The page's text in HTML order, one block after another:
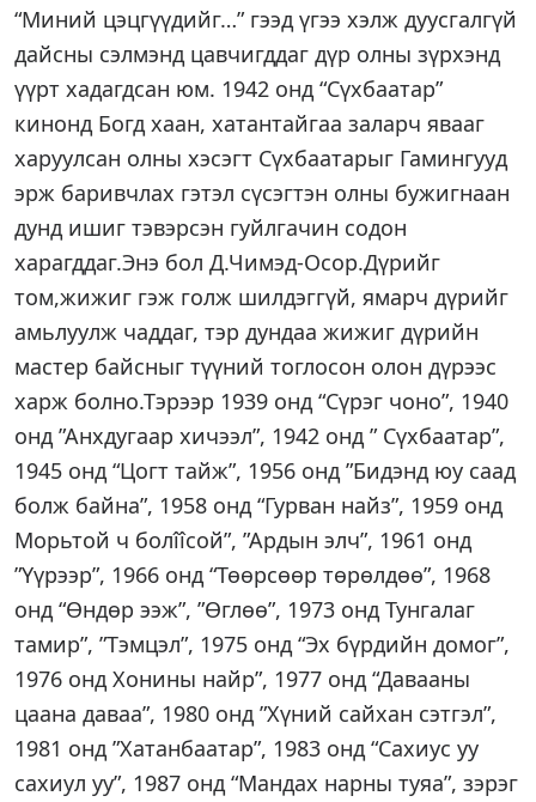
“Миний цэцгүүдийг…” гээд үгээ хэлж дуусгалгүй
дайсны сэлмэнд цавчигддаг дүр олны зүрхэнд
үүрт хадагдсан юм. 1942 онд “Сүхбаатар”
кинонд Богд хаан, хатантайгаа заларч явааг
харуулсан олны хэсэгт Сүхбаатарыг Гамингууд
эрж баривчлах гэтэл сүсэгтэн олны бужигнаан
дунд ишиг тэвэрсэн гуйлгачин содон
харагддаг.Энэ бол Д.Чимэд-Осор.Дүрийг
том,жижиг гэж голж шилдэггүй, ямарч дүрийг
амьлуулж чаддаг, тэр дундаа жижиг дүрийн
мастер байсныг түүний тоглосон олон дүрээс
харж болно.Тэрээр 1939 онд “Сүрэг чоно”, 1940
онд ”Анхдугаар хичээл”, 1942 онд ” Сүхбаатар”,
1945 онд “Цогт тайж”, 1956 онд ”Бидэнд юу саад
болж байна”, 1958 онд “Гурван найз”, 1959 онд
Морьтой ч болîîсой”, ”Ардын элч”, 1961 онд
”Үүрээр”, 1966 онд “Төөрсөөр төрөлдөө”, 1968
онд “Өндөр ээж”, ”Өглөө”, 1973 онд Тунгалаг
тамир”, ”Тэмцэл”, 1975 онд “Эх бүрдийн домог”,
1976 онд Хонины найр”, 1977 онд “Давааны
цаана даваа”, 1980 онд ”Хүний сайхан сэтгэл”,
1981 онд ”Хатанбаатар”, 1983 онд “Сахиус уу
сахиул уу”, 1987 онд “Мандах нарны туяа”, зэрэг